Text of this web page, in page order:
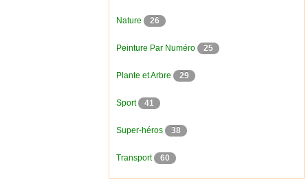
Nature 26
Peinture Par Numéro 25
Plante et Arbre 29
Sport 41
Super-héros 38
Transport 60